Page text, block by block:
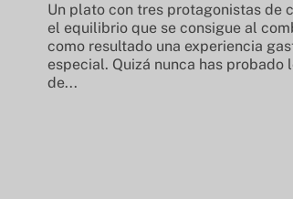
Un plato con tres protagonistas de
el equilibrio que se consigue al
como resultado una experiencia
especial. Quizá nunca has probado
de...